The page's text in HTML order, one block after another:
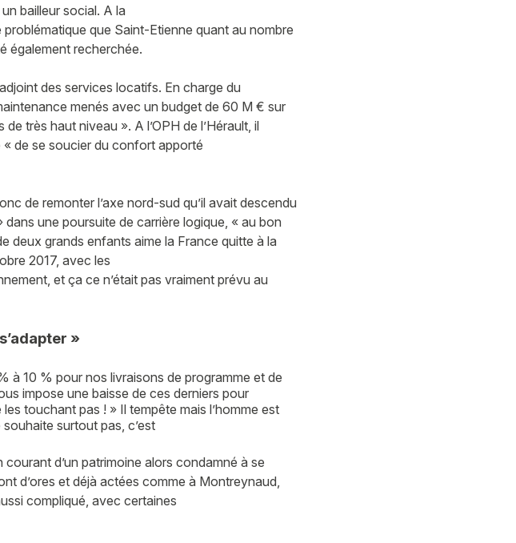
bailleur social. A la
que Saint-Etienne quant au nombre
également recherchée.
des services locatifs. En charge du
menés avec un budget de 60 M € sur
très haut niveau ». A l’OPH de l’Hérault, il
« de se soucier du confort apporté
de remonter l’axe nord-sud qu’il avait descendu
une poursuite de carrière logique, « au bon
deux grands enfants aime la France quitte à la
2017, avec les
et ça ce n’était pas vraiment prévu au
»
à 10 % pour nos livraisons de programme et de
impose une baisse de ces derniers pour
touchant pas ! » Il tempête mais l’homme est
souhaite surtout pas, c’est
d’un patrimoine alors condamné à se
d’ores et déjà actées comme à Montreynaud,
compliqué, avec certaines